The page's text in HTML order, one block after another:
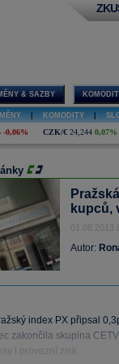
& SAZBY
MĚNY KOMODITY
-0,06% CZK/€ 24,244 0,07%
kupců,
01.08.2013
Autor:
index PX připsal
zakončila skupina
i provozní zisk.